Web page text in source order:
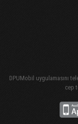
DPUMobil uygulamasını
cep